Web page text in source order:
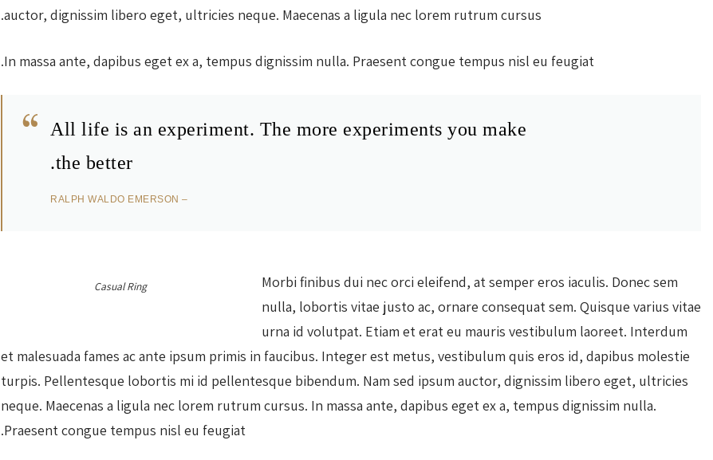
auctor, dignissim libero eget, ultricies neque. Maecenas a ligula nec lorem rutrum cursus.
In massa ante, dapibus eget ex a, tempus dignissim nulla. Praesent congue tempus nisl eu feugiat.
All life is an experiment. The more experiments you make
the better.
– RALPH WALDO EMERSON
Casual Ring
Morbi finibus dui nec orci eleifend, at semper eros iaculis. Donec sem
nulla, lobortis vitae justo ac, ornare consequat sem. Quisque varius vitae
urna id volutpat. Etiam et erat eu mauris vestibulum laoreet. Interdum
et malesuada fames ac ante ipsum primis in faucibus. Integer est metus, vestibulum quis eros id, dapibus molestie
turpis. Pellentesque lobortis mi id pellentesque bibendum. Nam sed ipsum auctor, dignissim libero eget, ultricies
neque. Maecenas a ligula nec lorem rutrum cursus. In massa ante, dapibus eget ex a, tempus dignissim nulla.
Praesent congue tempus nisl eu feugiat.